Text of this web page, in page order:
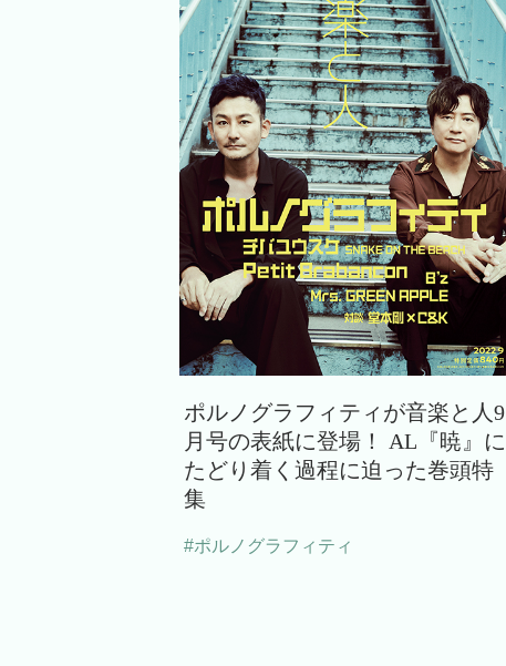
ポルノグラフィティが音楽と人9
月号の表紙に登場！ AL『暁』に
たどり着く過程に迫った巻頭特
集
#ポルノグラフィティ